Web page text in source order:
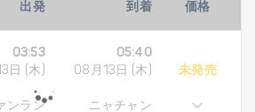
出発 到着 価格
03:53
日 (木)
ンラン
05:40
08月13日 (木)
ニャチャン
未発売